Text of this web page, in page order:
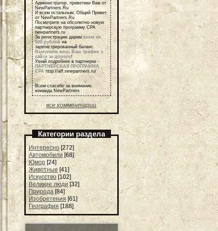
Администратор, приветики Вам от
NewPartners.Ru
И всем остальным, Общий Привет
от NewPartners.Ru
Посмотрите на обсолютно новую
партнерскую программу СРА
newpartners.ru
За регистрацию дарим всем по
500 рублей на
зарегистрированный баланс.
Выкупаем весь Ваш трафик с
сайта за дорого!
Узнай подробнее в партнерке -
ПАРТНЕРСКАЯ ПРОГРАММА
СРА http://aff.newpartners.ru/
Всем спасибо за внимание,
команда NewPartners
все комментарии
Категории раздела
Интересно [272]
Автомобили [68]
Юмор [24]
Животные [41]
Искусство [102]
Великие люди [32]
Природа [84]
Изобретения [61]
География [188]